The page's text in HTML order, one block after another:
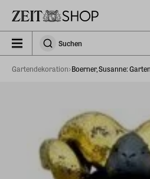
SuchenSuchen
Gartendekoration Boerner, Susanne: